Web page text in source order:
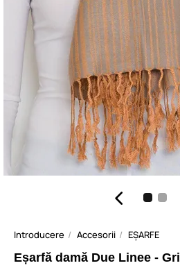
Introducere Accesorii EȘARFE
Eșarfă damă Due Linee - Gri